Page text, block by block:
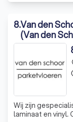
8.Van den
(Van den
Wij zijn
laminaat en